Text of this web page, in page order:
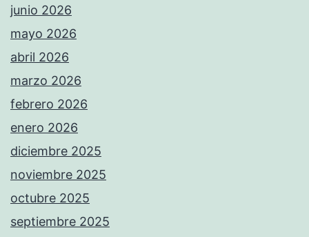
junio 2026
mayo 2026
abril 2026
marzo 2026
febrero 2026
enero 2026
diciembre 2025
noviembre 2025
octubre 2025
septiembre 2025